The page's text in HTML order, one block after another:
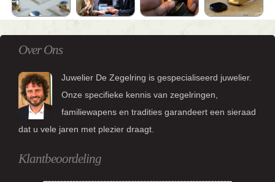
Over Ons
Juwelier De Zegelring is gespecialiseerd juwelier.
Onze specifieke kennis van zegelringen,
familiewapens en tradities garandeert een sieraad
dat u vele jaren met plezier draagt.
Klantbeoordeling